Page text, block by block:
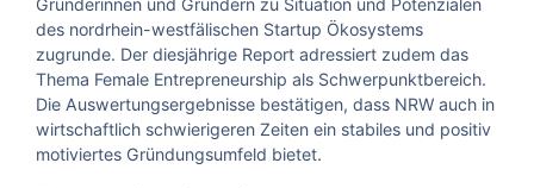
des nordrhein-westfälischen Startup Ökosystems
zugrunde. Der diesjährige Report adressiert zudem das
Thema Female Entrepreneurship als Schwerpunktbereich.
Die Auswertungsergebnisse bestätigen, dass NRW auch in
wirtschaftlich schwierigeren Zeiten ein stabiles und positiv
motiviertes Gründungsumfeld bietet.